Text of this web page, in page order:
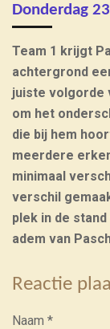
Donderdag
Team 1 krijgt
achtergrond
juiste volgorde
om het
die bij hem
meerdere
minimaal
verschil
plek in de
adem van
Reactie
Naam *